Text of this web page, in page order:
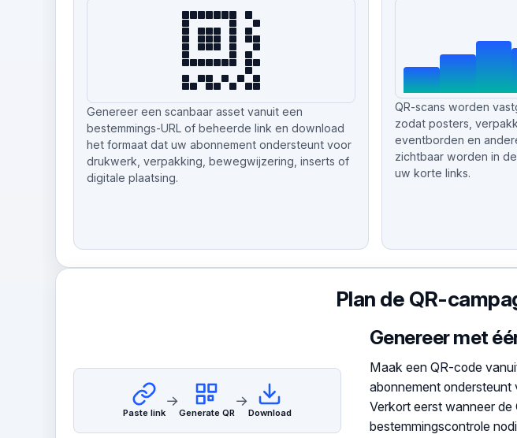
Genereer een scanbaar asset vanuit een
bestemmings-URL of beheerde link en download
het formaat dat uw abonnement ondersteunt voor
drukwerk, verpakking, bewegwijzering, inserts of
digitale plaatsing.
QR-scans worden
zodat posters,
eventborden en
zichtbaar worden in
uw korte links.
Plan de QR-
Paste link
→
Generate QR
→
Download
Genereer met
Maak een QR-code
abonnement ondersteunt
Verkort eerst wanneer
bestemmingscontrole